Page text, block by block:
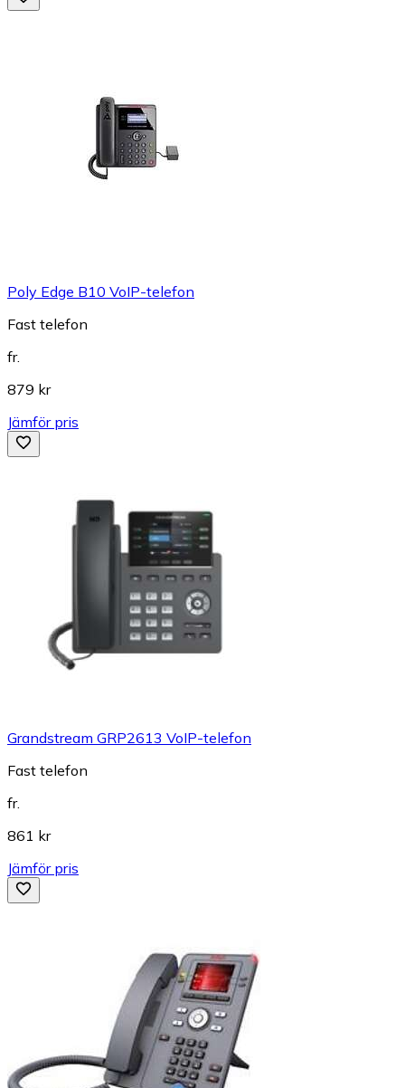
Poly Edge B10 VoIP-telefon
Fast telefon
fr.
879 kr
Jämför pris
Grandstream GRP2613 VoIP-telefon
Fast telefon
fr.
861 kr
Jämför pris